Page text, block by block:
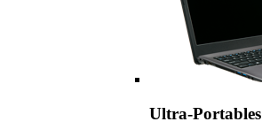
Ultra-Portables